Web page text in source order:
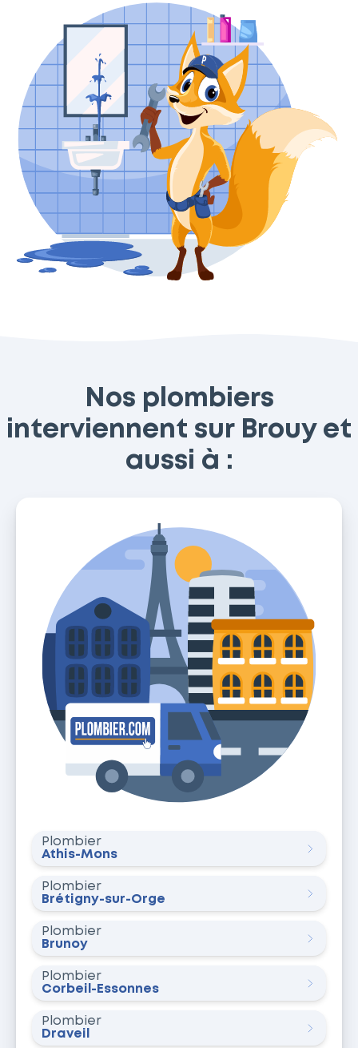
Nos plombiers
interviennent sur Brouy et
aussi à :
Plombier
Athis-Mons
Plombier
Brétigny-sur-Orge
Plombier
Brunoy
Plombier
Corbeil-Essonnes
Plombier
Draveil